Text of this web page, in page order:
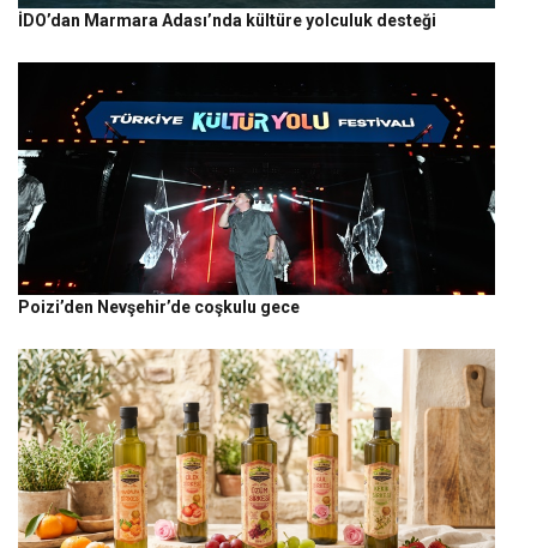
İDO’dan Marmara Adası’nda kültüre yolculuk desteği
Poizi’den Nevşehir’de coşkulu gece